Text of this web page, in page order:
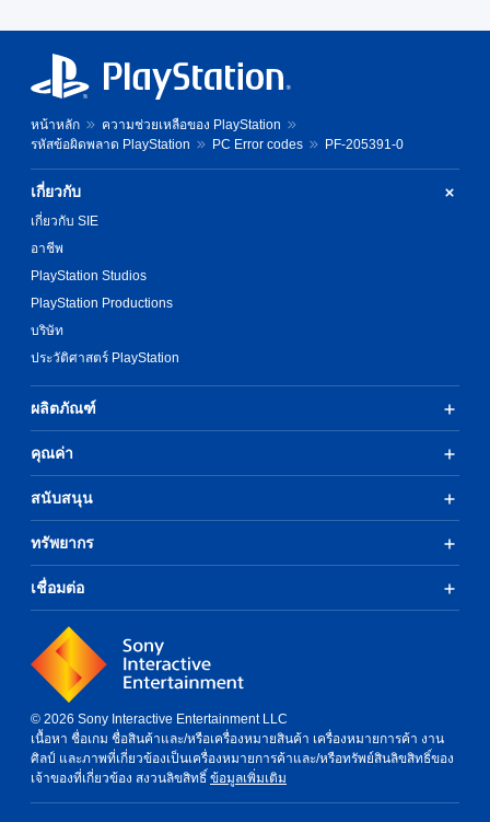
หน้าหลัก
ความช่วยเหลือของ PlayStation
รหัสข้อผิดพลาด PlayStation
PC Error codes PF-205391-0
เกี่ยวกับ
เกี่ยวกับ SIE
อาชีพ
PlayStation Studios
PlayStation Productions
บริษัท
ประวัติศาสตร์ PlayStation
ผลิตภัณฑ์
คุณค่า
สนับสนุน
ทรัพยากร
เชื่อมต่อ
© 2026 Sony Interactive Entertainment LLC
เนื้อหา ชื่อเกม ชื่อสินค้าและ/หรือเครื่องหมายสินค้า เครื่องหมายการค้า งาน
ศิลป์ และภาพที่เกี่ยวข้องเป็นเครื่องหมายการค้าและ/หรือทรัพย์สินลิขสิทธิ์ของ
เจ้าของที่เกี่ยวข้อง สงวนลิขสิทธิ์ ข้อมูลเพิ่มเติม